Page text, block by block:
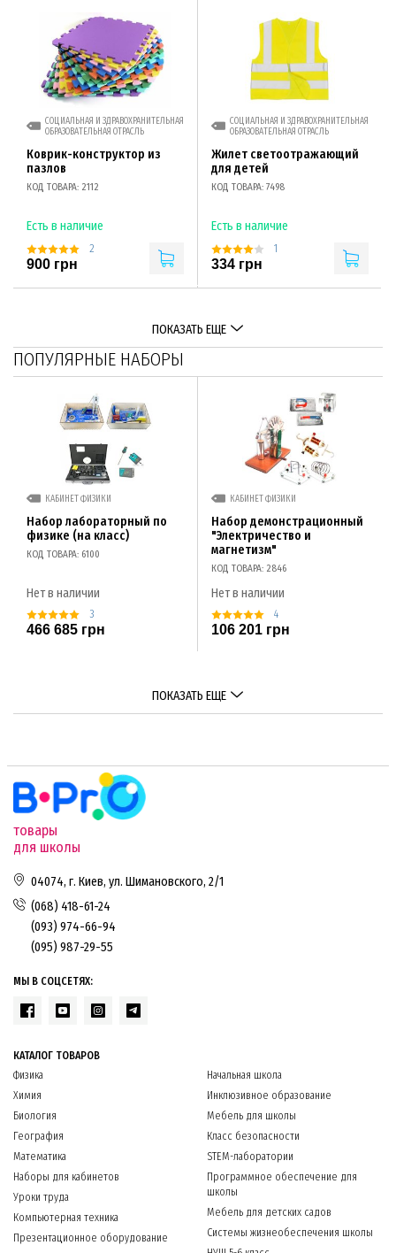
СОЦИАЛЬНАЯ И ЗДРАВОХРАНИТЕЛЬНАЯ
ОБРАЗОВАТЕЛЬНАЯ ОТРАСЛЬ
Коврик-конструктор из
пазлов
КОД ТОВАРА: 2112
Есть в наличие
2
900 грн
СОЦИАЛЬНАЯ И ЗДРАВОХРАНИТЕЛЬНАЯ
ОБРАЗОВАТЕЛЬНАЯ ОТРАСЛЬ
Жилет светоотражающий
для детей
КОД ТОВАРА: 7498
Есть в наличие
1
334 грн
ПОКАЗАТЬ ЕЩЕ
ПОПУЛЯРНЫЕ НАБОРЫ
КАБИНЕТ ФИЗИКИ
Набор лабораторный по
физике (на класс)
КОД ТОВАРА: 6100
Нет в наличии
3
466 685 грн
КАБИНЕТ ФИЗИКИ
Набор демонстрационный
"Электричество и
магнетизм"
КОД ТОВАРА: 2846
Нет в наличии
4
106 201 грн
ПОКАЗАТЬ ЕЩЕ
товары
для школы
04074, г. Киев, ул. Шимановского, 2/1
(068) 418-61-24
(093) 974-66-94
(095) 987-29-55
МЫ В СОЦСЕТЯХ:
КАТАЛОГ ТОВАРОВ
Физика
Химия
Биология
География
Математика
Наборы для кабинетов
Уроки труда
Компьютерная техника
Презентационное оборудование
Начальная школа
Инклюзивное образование
Мебель для школы
Класс безопасности
STEM-лаборатории
Программное обеспечение для
школы
Мебель для детских садов
Системы жизнеобеспечения школы